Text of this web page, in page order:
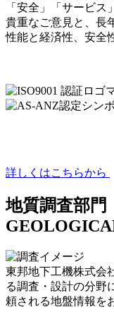
「安全」「サービ
貴重なご意見と、長
性能と経済性、安全
詳しくはこちらから
地質調査部門
東邦地下工機株式会
る調査・設計の分野
頼される地盤情報を